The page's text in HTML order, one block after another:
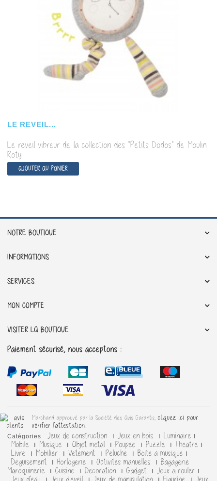
LE REVEIL...
Le reveil vibreur de la collection des "Petits Dodos" de Moulin
Roty
AJOUTER AU PANIER
NOTRE BOUTIQUE
INFORMATIONS
SERVICES
MON COMPTE
VISITER LA BOUTIQUE
Paiement sécurisé, nous acceptons :
Marchand approuvé par la Société des Avis Garantis, cliquez ici pour
vérifier l'attestation
Catégories
Jeux de construction Jeux en bois
Luminaire
Mobile
Musique Objet metal Poupee Puzzle
Theatre
Livre
Mobilier Vetement Peluche
Boite a musique
Deguisement
Horlogerie Activites manuelles
Bagagerie
Maroquinerie
Cuisine Decoration Gadget
Jeux a rouler